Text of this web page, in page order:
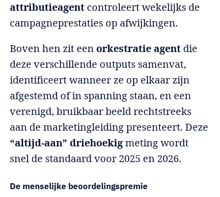
attributieagent controleert wekelijks de
campagneprestaties op afwijkingen.
Boven hen zit een orkestratie agent die
deze verschillende outputs samenvat,
identificeert wanneer ze op elkaar zijn
afgestemd of in spanning staan, en een
verenigd, bruikbaar beeld rechtstreeks
aan de marketingleiding presenteert. Deze
“altijd-aan” driehoekigmeting wordt
snel de standaard voor 2025 en 2026.
De menselijke beoordelingspremie